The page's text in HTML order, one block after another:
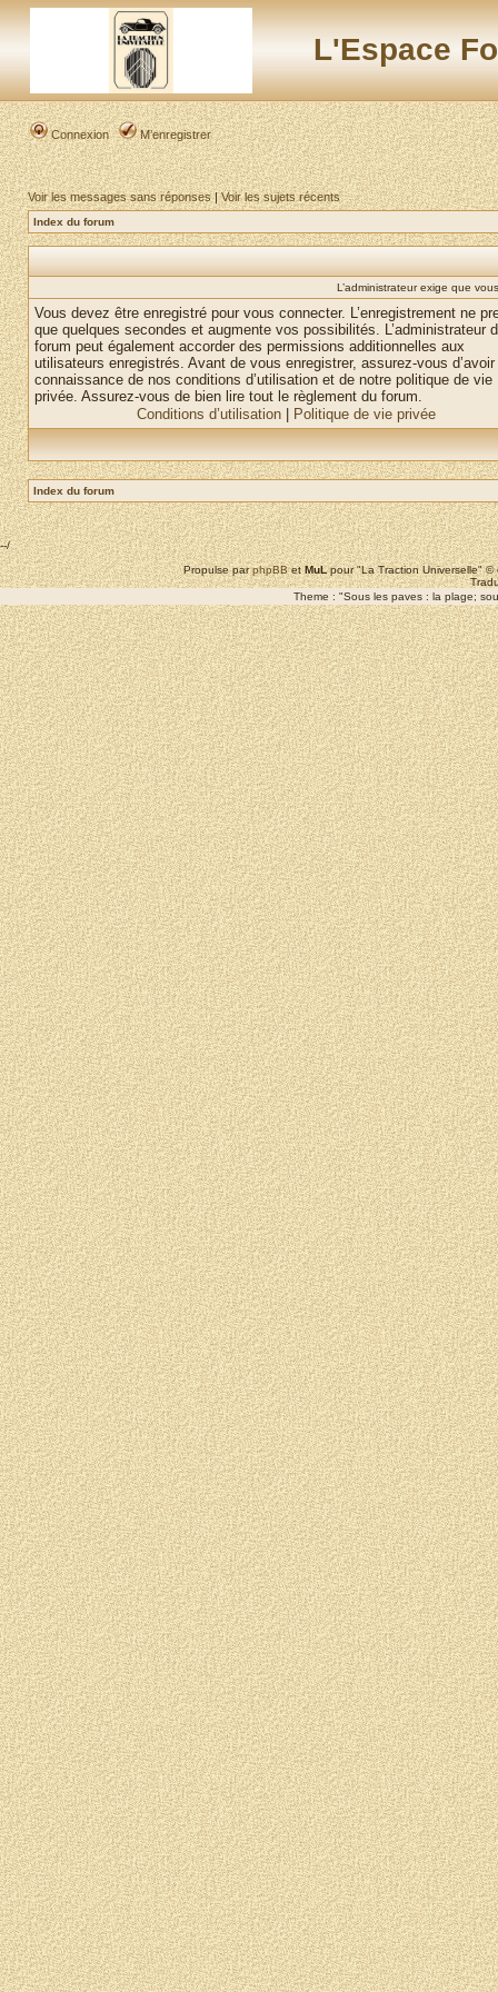
L'Espace
Connexion M’enregistrer
Voir les messages sans réponses|Voir les sujets récents
Index du forum
L’administrateur exige que
Vous devez être enregistré pour vous connecter. L’enregistrement ne
que quelques secondes et augmente vos possibilités. L’administrateur
forum peut également accorder des permissions additionnelles aux
utilisateurs enregistrés. Avant de vous enregistrer, assurez-vous
connaissance de nos conditions d’utilisation et de notre politique de vie
privée. Assurez-vous de bien lire tout le règlement du forum.
Conditions d’utilisation
Politique de vie privée
Index du forum
--/
Propulse parphpBBetMuLpour "La Traction Universelle"
Theme : "Sous les paves : la plage;